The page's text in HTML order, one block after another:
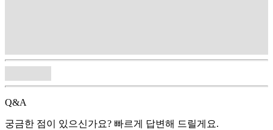
Q&A
궁금한 점이 있으신가요? 빠르게 답변해 드릴게요.